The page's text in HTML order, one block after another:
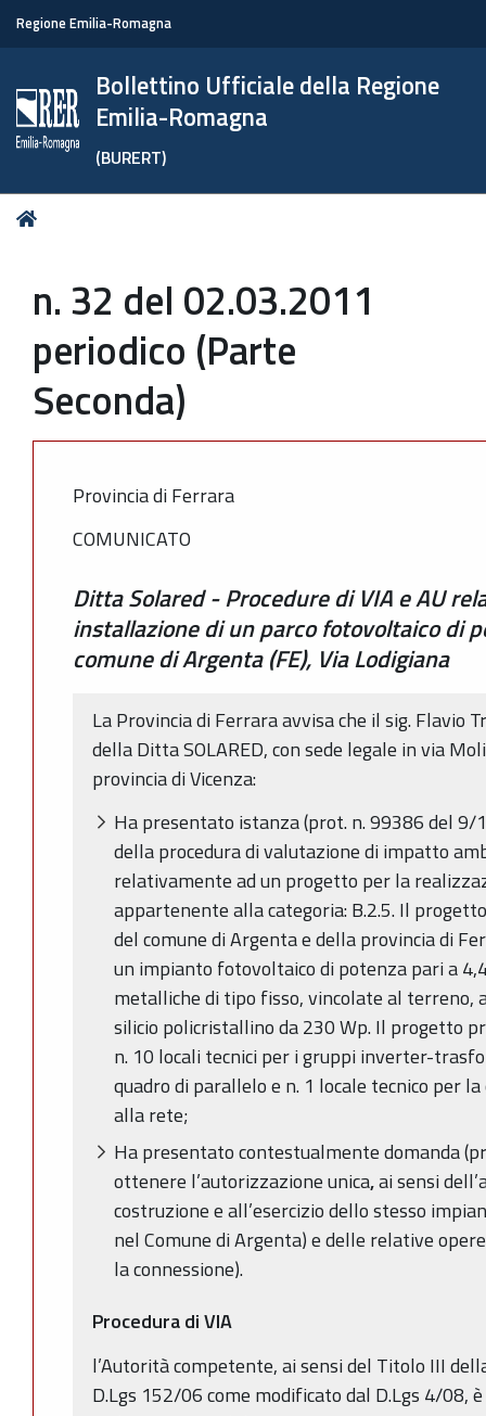
Regione Emilia-Romagna
Bollettino Ufficiale della Regione
Emilia-Romagna
(BURERT)
Tu
n. 32 del 02.03.2011
periodico (Parte
Seconda)
Provincia di Ferrara
COMUNICATO
Ditta Solared - Procedure di VIA e AU
installazione di un parco fotovoltaico di
comune di Argenta (FE), Via Lodigiana
La Provincia di Ferrara avvisa che il sig. Flavio
della Ditta SOLARED, con sede legale in via
provincia di Vicenza:
Ha presentato istanza (prot. n. 99386 del
della procedura di valutazione di impatto
relativamente ad un progetto per la
appartenente alla categoria: B.2.5. Il
del comune di Argenta e della provincia di
un impianto fotovoltaico di potenza pari a
metalliche di tipo fisso, vincolate al terreno,
silicio policristallino da 230 Wp. Il progetto
n. 10 locali tecnici per i gruppi inverter-
quadro di parallelo e n. 1 locale tecnico per
alla rete;
Ha presentato contestualmente domanda
ottenere l’autorizzazione unica,ai sensi
costruzione e all’esercizio dello stesso
nel Comune di Argenta) e delle relative
la connessione).
Procedura di VIA
l’Autorità competente, ai sensi del Titolo III
D.Lgs 152/06 come modificato dal D.Lgs 4/08,